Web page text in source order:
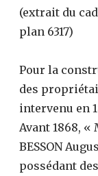
(extrait du
plan 6317)
Pour la
des
intervenu en
Avant 1868, «
BESSON
possédant